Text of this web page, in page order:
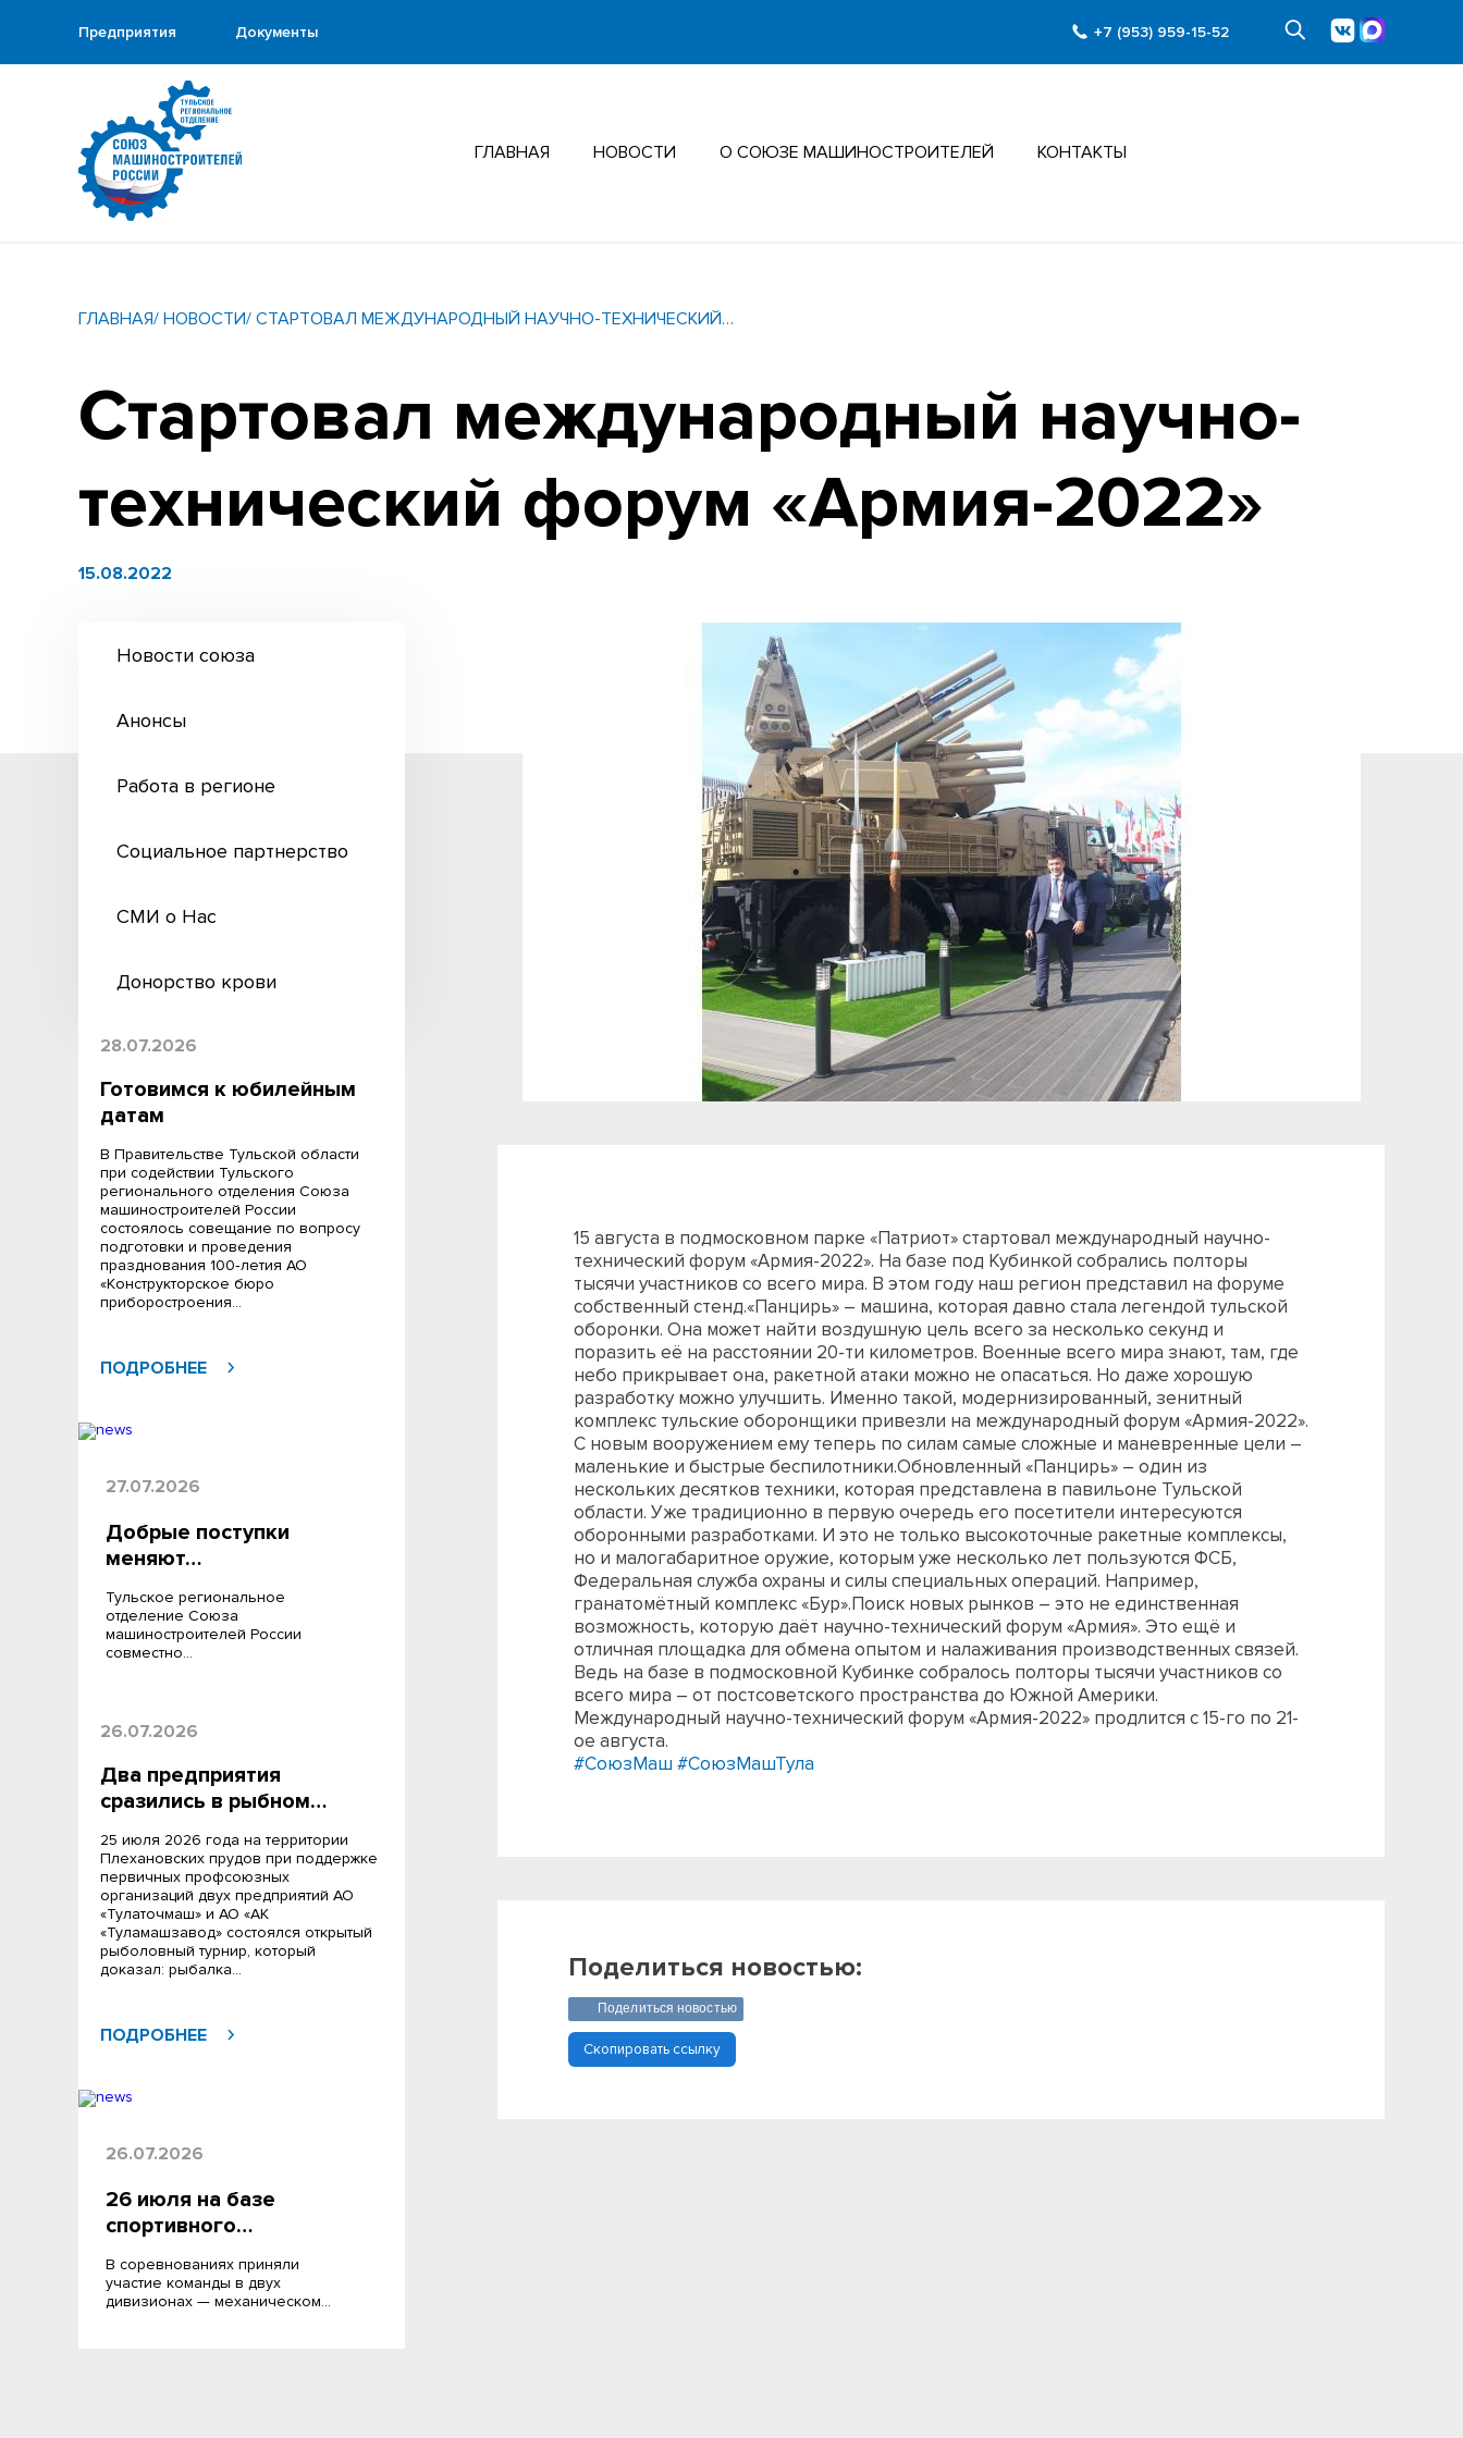
Предприятия Документы +7 (953) 959-15-52
ГЛАВНАЯ НОВОСТИ О СОЮЗЕ МАШИНОСТРОИТЕЛЕЙ КОНТАКТЫ
ГЛАВНАЯ/ НОВОСТИ/ СТАРТОВАЛ МЕЖДУНАРОДНЫЙ НАУЧНО-ТЕХНИЧЕСКИЙ…
Стартовал международный научно-
технический форум «Армия-2022»
15.08.2022
Новости союза
Анонсы
Работа в регионе
Социальное партнерство
СМИ о Нас
Донорство крови
28.07.2026
Готовимся к юбилейным
датам
В Правительстве Тульской области
при содействии Тульского
регионального отделения Союза
машиностроителей России
состоялось совещание по вопросу
подготовки и проведения
празднования 100‑летия АО
«Конструкторское бюро
приборостроения…
ПОДРОБНЕЕ
27.07.2026
Добрые поступки
меняют…
Тульское региональное
отделение Союза
машиностроителей России
совместно…
26.07.2026
Два предприятия
сразились в рыбном…
25 июля 2026 года на территории
Плехановских прудов при поддержке
первичных профсоюзных
организаций двух предприятий АО
«Тулаточмаш» и АО «АК
«Туламашзавод» состоялся открытый
рыболовный турнир, который
доказал: рыбалка…
ПОДРОБНЕЕ
26.07.2026
26 июля на базе
спортивного…
В соревнованиях приняли
участие команды в двух
дивизионах — механическом…
15 августа в подмосковном парке «Патриот» стартовал международный научно-
технический форум «Армия-2022». На базе под Кубинкой собрались полторы
тысячи участников со всего мира. В этом году наш регион представил на форуме
собственный стенд.«Панцирь» – машина, которая давно стала легендой тульской
оборонки. Она может найти воздушную цель всего за несколько секунд и
поразить её на расстоянии 20-ти километров. Военные всего мира знают, там, где
небо прикрывает она, ракетной атаки можно не опасаться. Но даже хорошую
разработку можно улучшить. Именно такой, модернизированный, зенитный
комплекс тульские оборонщики привезли на международный форум «Армия-2022».
С новым вооружением ему теперь по силам самые сложные и маневренные цели –
маленькие и быстрые беспилотники.Обновленный «Панцирь» – один из
нескольких десятков техники, которая представлена в павильоне Тульской
области. Уже традиционно в первую очередь его посетители интересуются
оборонными разработками. И это не только высокоточные ракетные комплексы,
но и малогабаритное оружие, которым уже несколько лет пользуются ФСБ,
Федеральная служба охраны и силы специальных операций. Например,
гранатомëтный комплекс «Бур».Поиск новых рынков – это не единственная
возможность, которую даёт научно-технический форум «Армия». Это ещё и
отличная площадка для обмена опытом и налаживания производственных связей.
Ведь на базе в подмосковной Кубинке собралось полторы тысячи участников со
всего мира – от постсоветского пространства до Южной Америки.
Международный научно-технический форум «Армия-2022» продлится с 15-го по 21-
ое августа.
#СоюзМаш #СоюзМашТула
Поделиться новостью:
Поделиться новостью
Скопировать ссылку